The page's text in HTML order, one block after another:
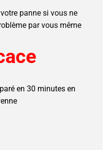
panne si vous ne
par vous même
en 30 minutes en